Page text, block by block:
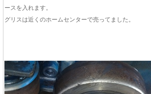
ースを入れます。
グリスは近くのホームセンターで売ってました。